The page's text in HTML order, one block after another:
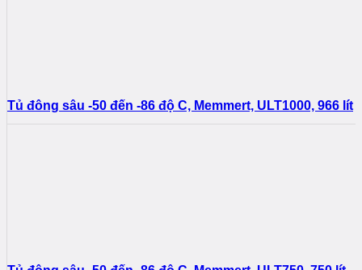
Tủ đông sâu -50 đến -86 độ C, Memmert, ULT1000, 966 lít